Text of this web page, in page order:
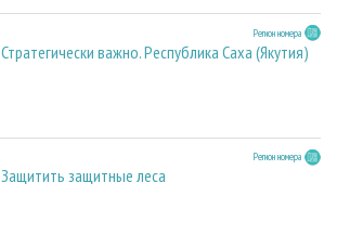
Регион номера
Стратегически важно. Республика Саха (Якутия)
Регион номера
Защитить защитные леса